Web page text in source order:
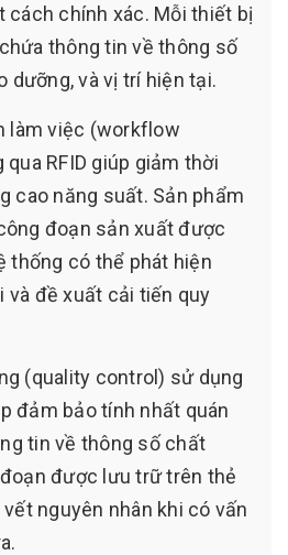
cách chính xác. Mỗi thiết bị
thông tin về thông số
dưỡng, và vị trí hiện tại.
làm việc (workflow
RFID giúp giảm thời
cao năng suất. Sản phẩm
đoạn sản xuất được
thống có thể phát hiện
và đề xuất cải tiến quy
(quality control) sử dụng
đảm bảo tính nhất quán
tin về thông số chất
được lưu trữ trên thẻ
vết nguyên nhân khi có vấn